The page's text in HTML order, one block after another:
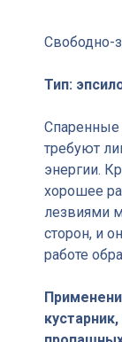
Свободно-
Тип:
Спаренные
требуют
энергии.
хорошее
лезвиями
сторон, и
работе